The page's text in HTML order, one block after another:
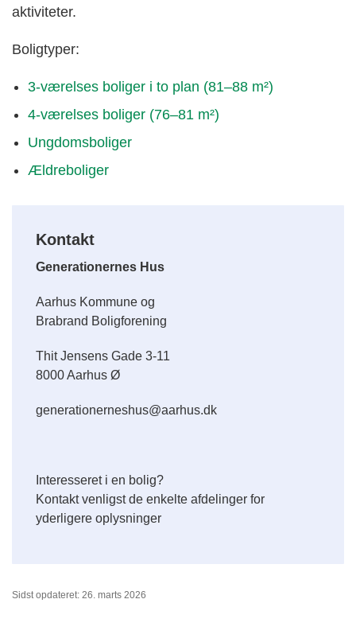
aktiviteter.
Boligtyper:
3-værelses boliger i to plan (81–88 m²)
4-værelses boliger (76–81 m²)
Ungdomsboliger
Ældreboliger
Kontakt
Generationernes Hus
Aarhus Kommune og
Brabrand Boligforening
Thit Jensens Gade 3-11
8000 Aarhus Ø
generationerneshus@aarhus.dk
Interesseret i en bolig?
Kontakt venligst de enkelte afdelinger for
yderligere oplysninger
Sidst opdateret: 26. marts 2026